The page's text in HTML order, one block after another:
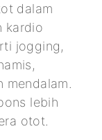
dalam
kardio
jogging,
mendalam.
lebih
otot.